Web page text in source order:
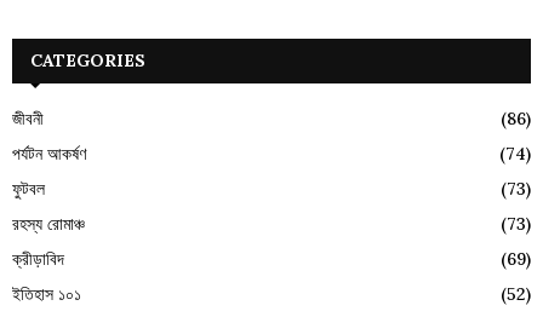
CATEGORIES
জীবনী
(86)
পর্যটন আকর্ষণ
(74)
ফুটবল
(73)
রহস্য রোমাঞ্চ
(73)
ক্রীড়াবিদ
(69)
ইতিহাস ১০১
(52)